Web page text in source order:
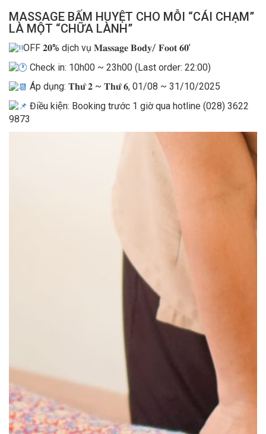
MASSAGE BẤM HUYỆT CHO MỖI “CÁI CHẠM”
LÀ MỘT “CHỮA LÀNH”
OFF 𝟐𝟎% dịch vụ 𝐌𝐚𝐬𝐬𝐚𝐠𝐞 𝐁𝐨𝐝𝐲/ 𝐅𝐨𝐨𝐭 𝟔𝟎’
Check in: 10h00 ~ 23h00 (Last order: 22:00)
Áp dụng: 𝐓𝐡𝐮̛́ 𝟐 ~ 𝐓𝐡𝐮̛́ 𝟔, 01/08 ~ 31/10/2025
Điều kiện: Booking trước 1 giờ qua hotline (028) 3622
9873